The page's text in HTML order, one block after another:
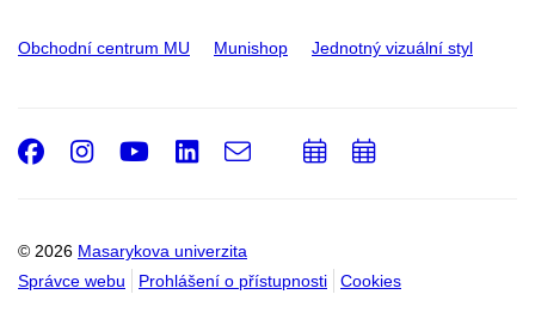
Obchodní centrum MU Munishop Jednotný vizuální styl
© 2026 Masarykova univerzita
Správce webu
Prohlášení o přístupnosti Cookies
Facebook
Instagram
Youtube
LinkedIn
e-
PřidatPřidat